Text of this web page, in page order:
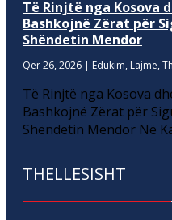
Të Rinjtë nga Kosova
Bashkojnë Zërat për
Shëndetin Mendor
Qer 26, 2026 | Edukim, Lajme,
Të Rinjtë nga Kosova
Bashkojnë Zërat për
Shëndetin Mendor Në
THELLESISHT